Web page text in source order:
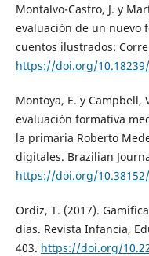
Montalvo-Castro, J. y
evaluación de un nuevo
cuentos ilustrados:
https://doi.org/10.18239/
Montoya, E. y Campbell,
evaluación formativa
la primaria Roberto
digitales. Brazilian
https://doi.org/
Ordiz, T. (2017).
días. Revista Infancia,
403. https://doi.org/